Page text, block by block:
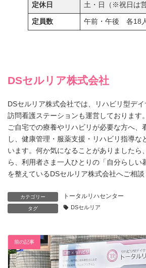
定休日 土・日（※祝日は営
定員数 午前・午後 各18
DSセルリア株式会社
DSセルリア株式会社では、リハビリ型デイ
訪問看護ステーションも運営しております。
ご自宅での療養やリハビリが必要な方へ、
し、健康管理・服薬支援・リハビリ指導な
います。何か気になることがありましたら
ら、利用者さま一人ひとりの「自分らしい
を整えているDSセルリア株式会社へご相談
カテゴリー トータルリハセンター
タグ DSセルリア
前の記事